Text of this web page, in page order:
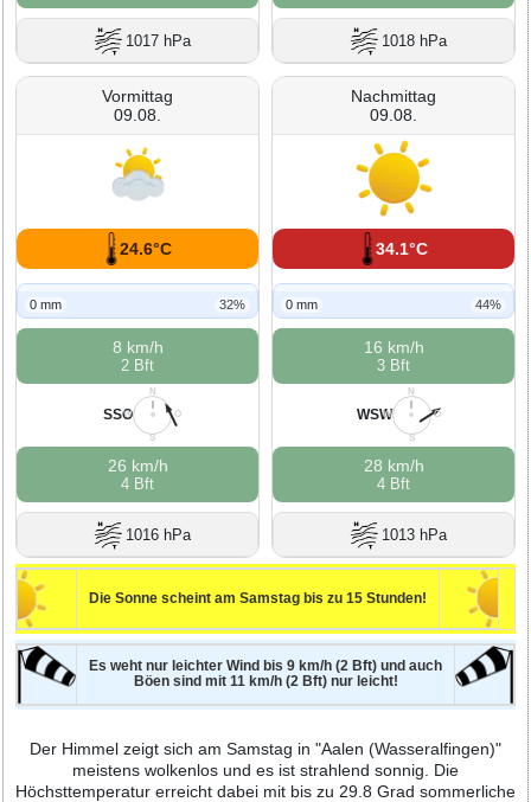
1017 hPa 1018 hPa
Vormittag
09.08.
24.6°C
0 mm 32%
8 km/h
2 Bft
N
O
S
W
SSO
26 km/h
4 Bft
1016 hPa
Nachmittag
09.08.
34.1°C
0 mm 44%
16 km/h
3 Bft
N
O
S
W
WSW
28 km/h
4 Bft
1013 hPa
Die Sonne scheint am Samstag bis zu 15 Stunden!
Es weht nur leichter Wind bis 9 km/h (2 Bft) und auch
Böen sind mit 11 km/h (2 Bft) nur leicht!
Der Himmel zeigt sich am Samstag in "Aalen (Wasseralfingen)"
meistens wolkenlos und es ist strahlend sonnig. Die
Höchsttemperatur erreicht dabei mit bis zu 29.8 Grad sommerliche